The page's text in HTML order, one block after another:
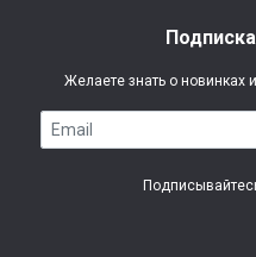
(влагостойкая, гибкая)
Гарантия:
Желаете знать о новинках
Email